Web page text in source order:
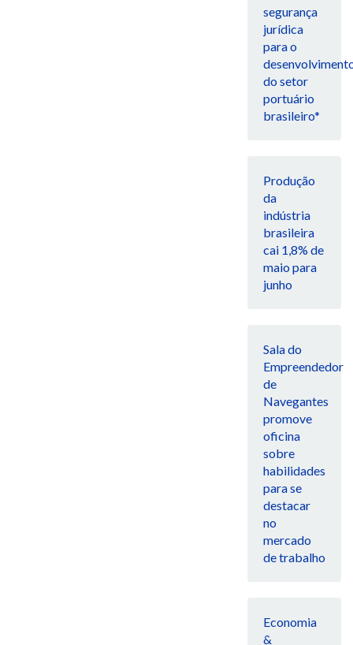
segurança
jurídica
para o
do setor
portuário
brasileiro*
Produção
da
indústria
brasileira
cai 1,8% de
maio para
junho
Sala do
Empreendedor
de
Navegantes
promove
oficina
sobre
habilidades
para se
destacar
no
mercado
de trabalho
Economia
&